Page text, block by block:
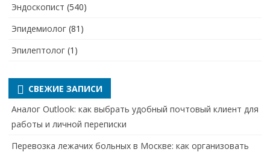
Эндоскопист (540)
Эпидемиолог (81)
Эпилептолог (1)
СВЕЖИЕ ЗАПИСИ
Аналог Outlook: как выбрать удобный почтовый клиент для
работы и личной переписки
Перевозка лежачих больных в Москве: как организовать